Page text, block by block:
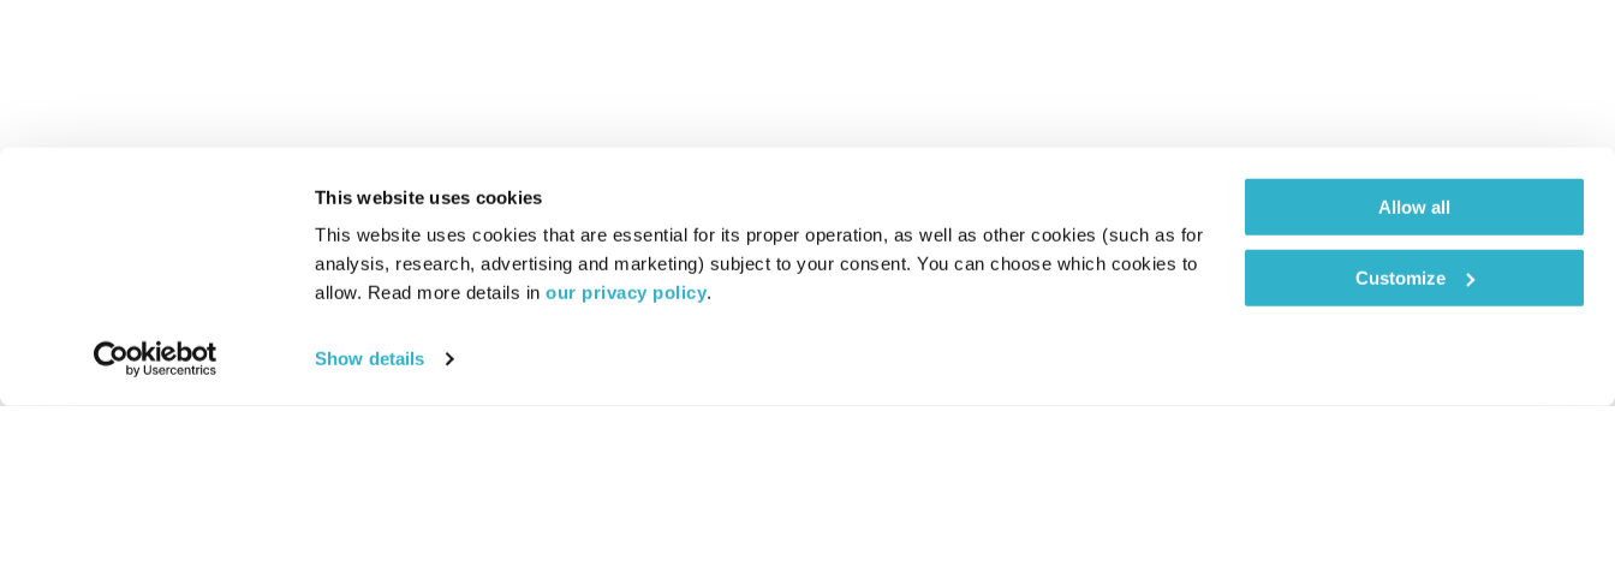
This website uses cookies
This website uses cookies that are essential for its proper operation, as well as other cookies (such as for
analysis, research, advertising and marketing) subject to your consent. You can choose which cookies to
allow. Read more details in our privacy policy.
Show details
Allow all
Customize